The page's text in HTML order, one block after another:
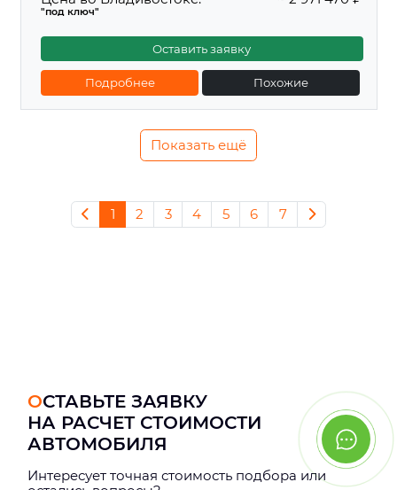
"под ключ"
Оставить заявку
Подробнее Похожие
Показать ещё
1 2 3 4 5 6 7
ОСТАВЬТЕ ЗАЯВКУ
НА РАСЧЕТ СТОИМОСТИ
АВТОМОБИЛЯ
Интерeсует точная стоимость подбора или